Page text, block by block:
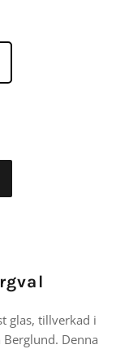
glas, tillverkad i
Denna